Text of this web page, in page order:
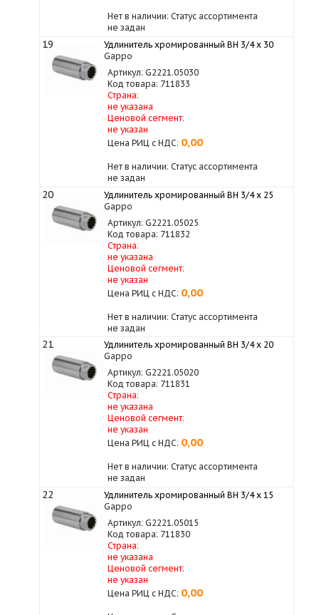
Нет в наличии: Статус ассортимента
не задан
19
Удлинитель хромированный ВН 3/4 x 30
Gappo
Артикул: G2221.05030
Код товара: 711833
Страна:
не указана
Ценовой сегмент:
не указан
Цена РИЦ с НДС: 0,00
Нет в наличии: Статус ассортимента
не задан
20
Удлинитель хромированный ВН 3/4 x 25
Gappo
Артикул: G2221.05025
Код товара: 711832
Страна:
не указана
Ценовой сегмент:
не указан
Цена РИЦ с НДС: 0,00
Нет в наличии: Статус ассортимента
не задан
21
Удлинитель хромированный ВН 3/4 x 20
Gappo
Артикул: G2221.05020
Код товара: 711831
Страна:
не указана
Ценовой сегмент:
не указан
Цена РИЦ с НДС: 0,00
Нет в наличии: Статус ассортимента
не задан
22
Удлинитель хромированный ВН 3/4 x 15
Gappo
Артикул: G2221.05015
Код товара: 711830
Страна:
не указана
Ценовой сегмент:
не указан
Цена РИЦ с НДС: 0,00